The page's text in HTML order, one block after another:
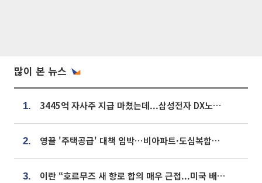
많이 본 뉴스
1. 3445억 자사주 지급 마쳤는데...삼성전자 DX노조, 뒤늦은 '떼쓰기 집회'
2. 영끌 '주택공급' 대책 임박⋯비아파트·도심복합까지 총동원
3. 이란 “호르무즈 새 항로 합의 매우 근접...미국 배상 먼저”